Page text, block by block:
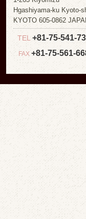
Hgashiyama-ku Kyoto-
KYOTO 605-0862
TEL +81-75-541-
FAX +81-75-561-